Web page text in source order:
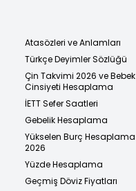
Atasözleri ve Anlamları
Türkçe Deyimler Sözlüğü
Çin Takvimi 2026 ve Bebek
Cinsiyeti Hesaplama
İETT Sefer Saatleri
Gebelik Hesaplama
Yükselen Burç Hesaplama
2026
Yüzde Hesaplama
Geçmiş Döviz Fiyatları